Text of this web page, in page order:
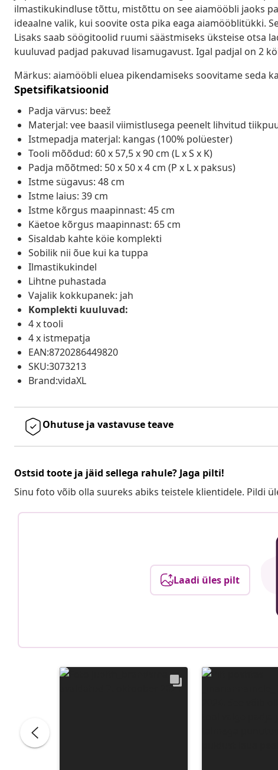
ilmastikukindluse tõttu, mistõttu on see aiamööbli jaoks
ideaalne valik, kui soovite osta pika eaga aiamööblitükki.
Lisaks saab söögitoolid ruumi säästmiseks üksteise otsa
kuuluvad padjad pakuvad lisamugavust. Igal padjal on 2
Märkus: aiamööbli eluea pikendamiseks soovitame seda
Spetsifikatsioonid
Padja värvus: beež
Materjal: vee baasil viimistlusega peenelt lihvitud
Istmepadja materjal: kangas (100% polüester)
Tooli mõõdud: 60 x 57,5 x 90 cm (L x S x K)
Padja mõõtmed: 50 x 50 x 4 cm (P x L x paksus)
Istme sügavus: 48 cm
Istme laius: 39 cm
Istme kõrgus maapinnast: 45 cm
Käetoe kõrgus maapinnast: 65 cm
Sisaldab kahte köie komplekti
Sobilik nii õue kui ka tuppa
Ilmastikukindel
Lihtne puhastada
Vajalik kokkupanek: jah
Komplekti kuuluvad:
4 x tooli
4 x istmepatja
EAN:8720286449820
SKU:3073213
Brand:vidaXL
Ohutuse ja vastavuse teave
Ostsid toote ja jäid sellega rahule? Jaga pilti!
Sinu foto võib olla suureks abiks teistele klientidele. Pildi
Laadi üles pilt